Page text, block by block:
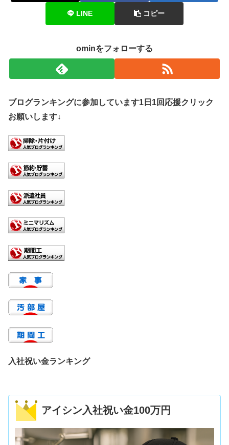
LINE コピー
ominをフォローする
ブログランキングに参加しています1日1回応援クリック
お願いします↓
入社祝い金ランキング
アイシン入社祝い金100万円